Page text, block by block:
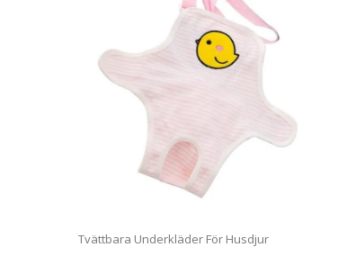
Tvättbara Underkläder För Husdjur